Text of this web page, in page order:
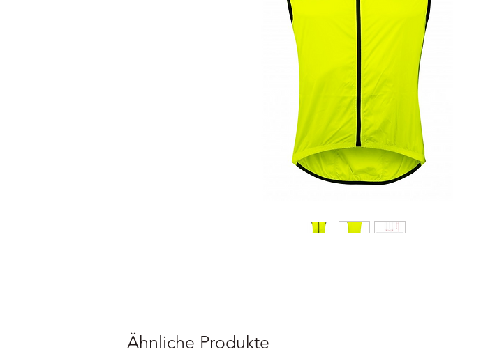
Ähnliche Produkte